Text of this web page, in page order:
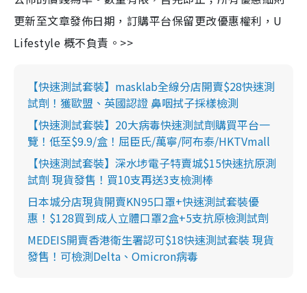
更新至文章發佈日期，訂購平台保留更改優惠權利，U
Lifestyle 概不負責。>>
【快速測試套裝】masklab全線分店開賣$28快速測
試劑！獲歐盟、英國認證 鼻咽拭子採樣檢測
【快速測試套裝】20大病毒快速測試劑購買平台一
覽！低至$9.9/盒！屈臣氏/萬寧/阿布泰/HKTVmall
【快速測試套裝】深水埗電子特賣城$15快速抗原測
試劑 現貨發售！買10支再送3支檢測棒
日本城分店現貨開賣KN95口罩+快速測試套裝優
惠！$128買到成人立體口罩2盒+5支抗原檢測試劑
MEDEIS開賣香港衛生署認可$18快速測試套裝 現貨
發售！可檢測Delta、Omicron病毒